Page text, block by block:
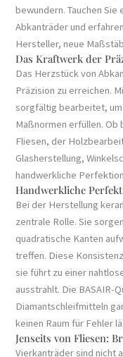
bewundern. Tauchen
Abkanträder und
Hersteller, neue
Das Kraftwerk der
Das Herzstück von
Präzision zu erreichen.
sorgfältig bearbeitet,
Maßnormen erfüllen.
Fliesen, der
Glasherstellung,
handwerkliche
Handwerkliche
Bei der Herstellung
zentrale Rolle. Sie
quadratische Kanten
treffen. Diese
sie führt zu einer
ausstrahlt. Die BASAIR-
Diamantschleifmitteln
keinen Raum für Fehler
Jenseits von Fliesen:
Vierkanträder sind nicht